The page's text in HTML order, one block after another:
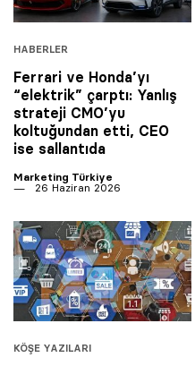
HABERLER
Ferrari ve Honda’yı
“elektrik” çarptı: Yanlış
strateji CMO’yu
koltuğundan etti, CEO
ise sallantıda
Marketing Türkiye
26 Haziran 2026
KÖŞE YAZILARI